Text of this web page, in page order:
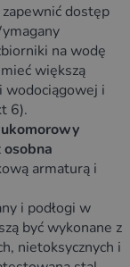
dostęp
na wodę
większą
wodociągowej i
6).
osobna
armaturą i
i podłogi w
być wykonane z
nietoksycznych i